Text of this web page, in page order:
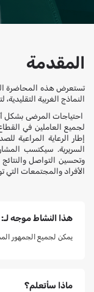
المقدمة
تستعرض هذه المحاضرة
النماذج الغربية التقليدية،
احتياجات المرضى بشكل
لجميع العاملين في
السريرية. سيكتسب
وتحسين التواصل
الأفراد والمجتمعات
هذا النشاط موجه لـ:
يمكن لجميع الجمهور
ماذا سأتعلم؟